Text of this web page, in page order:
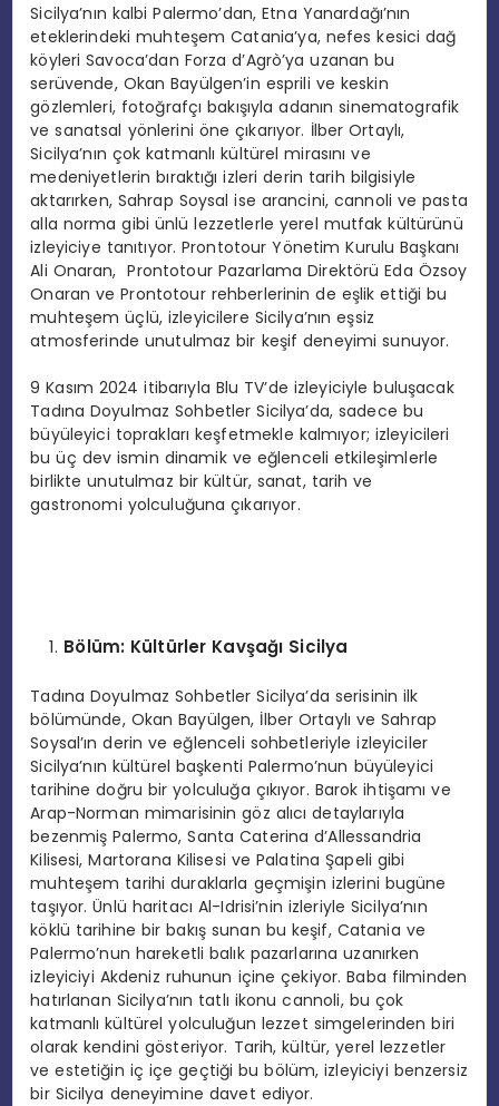
Sicilya’nın kalbi Palermo’dan, Etna Yanardağı’nın
eteklerindeki muhteşem Catania’ya, nefes kesici dağ
köyleri Savoca’dan Forza d’Agrò’ya uzanan bu
serüvende, Okan Bayülgen’in esprili ve keskin
gözlemleri, fotoğrafçı bakışıyla adanın sinematografik
ve sanatsal yönlerini öne çıkarıyor. İlber Ortaylı,
Sicilya’nın çok katmanlı kültürel mirasını ve
medeniyetlerin bıraktığı izleri derin tarih bilgisiyle
aktarırken, Sahrap Soysal ise arancini, cannoli ve pasta
alla norma gibi ünlü lezzetlerle yerel mutfak kültürünü
izleyiciye tanıtıyor. Prontotour Yönetim Kurulu Başkanı
Ali Onaran, Prontotour Pazarlama Direktörü Eda Özsoy
Onaran ve Prontotour rehberlerinin de eşlik ettiği bu
muhteşem üçlü, izleyicilere Sicilya’nın eşsiz
atmosferinde unutulmaz bir keşif deneyimi sunuyor.
9 Kasım 2024 itibarıyla Blu TV’de izleyiciyle buluşacak
Tadına Doyulmaz Sohbetler Sicilya’da, sadece bu
büyüleyici toprakları keşfetmekle kalmıyor; izleyicileri
bu üç dev ismin dinamik ve eğlenceli etkileşimlerle
birlikte unutulmaz bir kültür, sanat, tarih ve
gastronomi yolculuğuna çıkarıyor.
Bölüm: Kültürler Kavşağı Sicilya
Tadına Doyulmaz Sohbetler Sicilya’da serisinin ilk
bölümünde, Okan Bayülgen, İlber Ortaylı ve Sahrap
Soysal’ın derin ve eğlenceli sohbetleriyle izleyiciler
Sicilya’nın kültürel başkenti Palermo’nun büyüleyici
tarihine doğru bir yolculuğa çıkıyor. Barok ihtişamı ve
Arap-Norman mimarisinin göz alıcı detaylarıyla
bezenmiş Palermo, Santa Caterina d’Allessandria
Kilisesi, Martorana Kilisesi ve Palatina Şapeli gibi
muhteşem tarihi duraklarla geçmişin izlerini bugüne
taşıyor. Ünlü haritacı Al-Idrisi’nin izleriyle Sicilya’nın
köklü tarihine bir bakış sunan bu keşif, Catania ve
Palermo’nun hareketli balık pazarlarına uzanırken
izleyiciyi Akdeniz ruhunun içine çekiyor. Baba filminden
hatırlanan Sicilya’nın tatlı ikonu cannoli, bu çok
katmanlı kültürel yolculuğun lezzet simgelerinden biri
olarak kendini gösteriyor. Tarih, kültür, yerel lezzetler
ve estetiğin iç içe geçtiği bu bölüm, izleyiciyi benzersiz
bir Sicilya deneyimine davet ediyor.